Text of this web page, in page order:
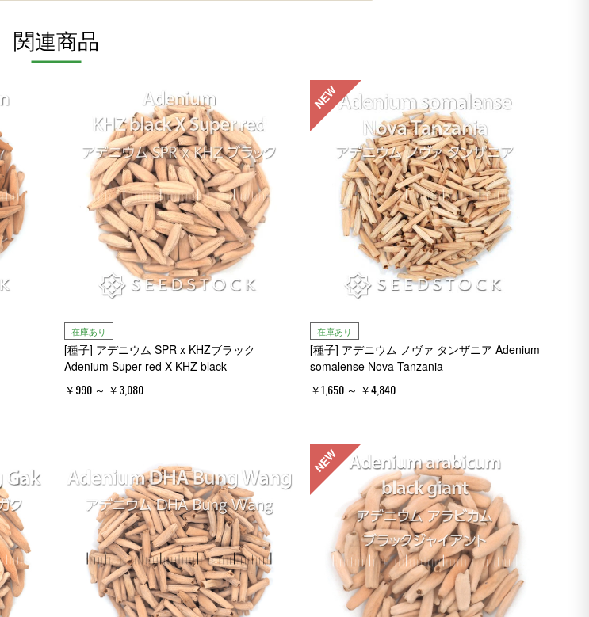
関連商品
在庫あり
[種子] アデニウム SPR x KHZブラック
Adenium Super red X KHZ black
￥990 ～ ￥3,080
NEW
在庫あり
[種子] アデニウム ノヴァ タンザニア Adenium
somalense Nova Tanzania
￥1,650 ～ ￥4,840
NEW